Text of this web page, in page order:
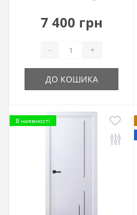
7 400 грн
- +
ДО КОШИКА
В наявності